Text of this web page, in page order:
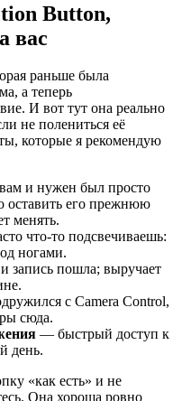
Button,
вас
раньше была
а теперь
И вот тут она реально
не полениться её
которые я рекомендую
и нужен был просто
оставить его прежнюю
менять.
что-то подсвечиваешь:
ногами.
запись пошла; выручает
с Camera Control,
сюда.
— быстрый доступ к
день.
«как есть» и не
Она хороша ровно